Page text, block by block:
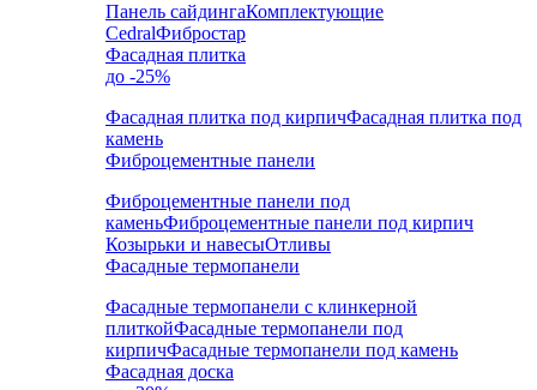
Панель сайдингаКомплектующие
CedralФибростар
Фасадная плитка
до -25%
Фасадная плитка под кирпичФасадная плитка под
камень
Фиброцементные панели
Фиброцементные панели под
каменьФиброцементные панели под кирпич
Козырьки и навесыОтливы
Фасадные термопанели
Фасадные термопанели с клинкерной
плиткойФасадные термопанели под
кирпичФасадные термопанели под камень
Фасадная доска